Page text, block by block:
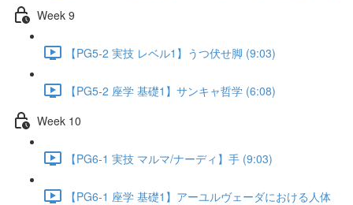
Week 9
【PG5-2 実技 レベル1】うつ伏せ脚 (9:03)
【PG5-2 座学 基礎1】サンキャ哲学 (6:08)
Week 10
【PG6-1 実技 マルマ/ナーディ】手 (9:03)
【PG6-1 座学 基礎1】アーユルヴェーダにおける人体